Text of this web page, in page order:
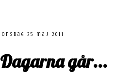
onsdag 25 maj 2011
Dagarna går...